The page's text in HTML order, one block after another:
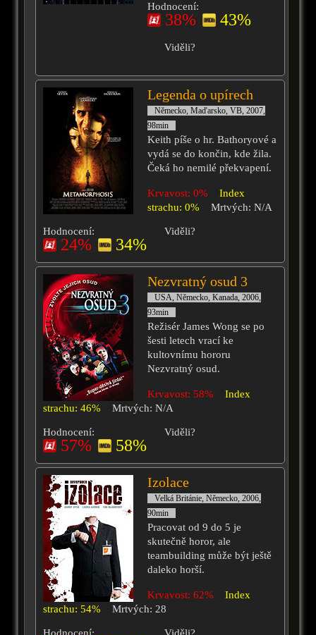
Hodnocení:
38% 43%
Viděli?
Legenda o upírech
Německo, Maďarsko, VB, 2007,
98min
Keith píše o hr. Bathoryové a
vydá se do končin, kde žila.
Čeká ho nemilé překvapení.
Krvavost: 0%
Index
strachu: 0%
Mrtvých: N/A
Hodnocení:
24% 34%
Viděli?
Nezvratný osud 3
USA, Německo, Kanada, 2006,
93min
Režisér James Wong se po
šesti letech vrací ke
kultovnímu hororu
Nezvratný osud.
Krvavost: 58%
Index
strachu: 46%
Mrtvých: N/A
Hodnocení:
57% 58%
Viděli?
Izolace
Velká Británie, Německo, 2006,
90min
Pracovat od 9 do 5 je
skutečně horor, ale
teambuilding může být ještě
daleko horší.
Krvavost: 62%
Index
strachu: 54%
Mrtvých: 28